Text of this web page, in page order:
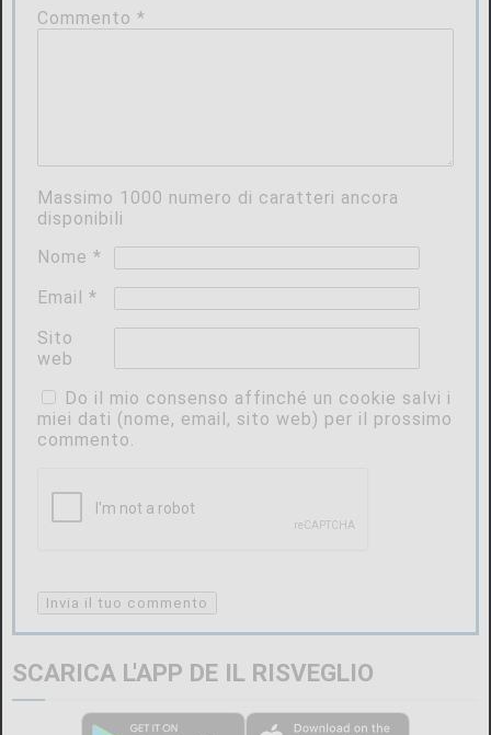
Commento*
Massimo 1000 numero di caratteri ancora
disponibili
Nome*
Email*
Sito
web
Do il mio consenso affinché un cookie salvi i
miei dati (nome, email, sito web) per il prossimo
commento.
SCARICA L'APP DE IL RISVEGLIO